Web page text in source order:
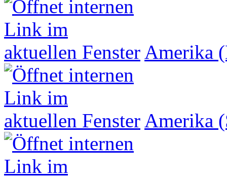
Amerika
Amerika